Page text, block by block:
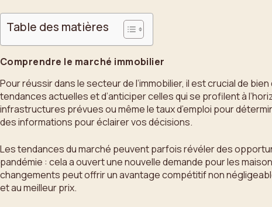
Table des matières
Comprendre le marché immobilier
Pour réussir dans le secteur de l’immobilier, il est crucial de
tendances actuelles et d’anticiper celles qui se profilent à
infrastructures prévues ou même le taux d’emploi pour
des informations pour éclairer vos décisions.
Les tendances du marché peuvent parfois révéler des
pandémie : cela a ouvert une nouvelle demande pour les
changements peut offrir un avantage compétitif non
et au meilleur prix.